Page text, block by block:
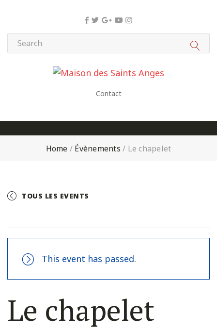
Contact
Home / Évènements / Le chapelet
TOUS LES EVENTS
This event has passed.
Le chapelet